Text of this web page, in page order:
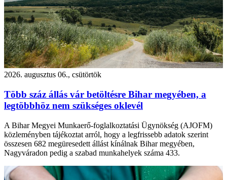
2026. augusztus 06., csütörtök
Több száz állás vár betöltésre Bihar megyében, a
legtöbbhöz nem szükséges oklevél
A Bihar Megyei Munkaerő-foglalkoztatási Ügynökség (AJOFM)
közleményben tájékoztat arról, hogy a legfrissebb adatok szerint
összesen 682 megüresedett állást kínálnak Bihar megyében,
Nagyváradon pedig a szabad munkahelyek száma 433.